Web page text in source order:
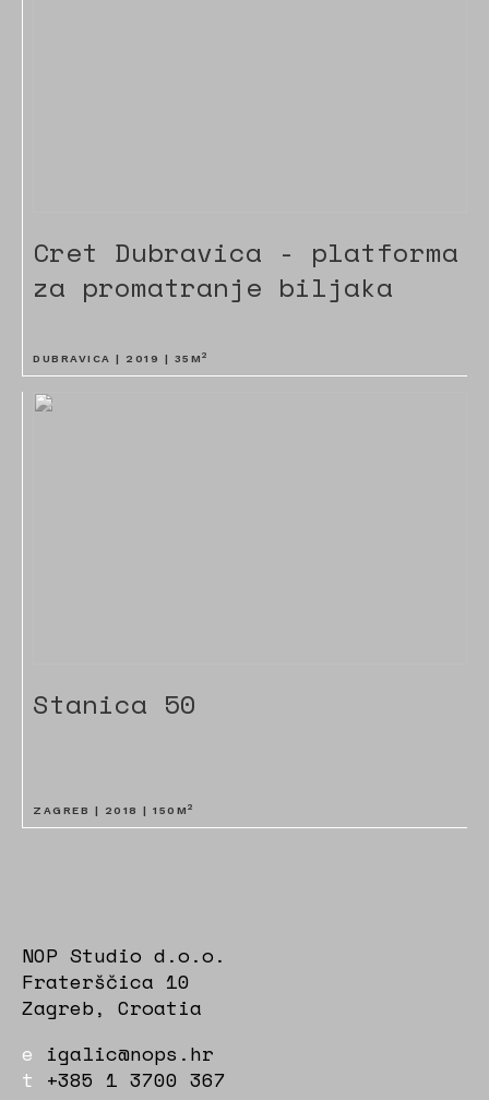
Cret Dubravica - platforma
za promatranje biljaka
DUBRAVICA | 2019 35 M 2
Stanica 50
ZAGREB | 2018 150 M 2
NOP Studio d.o.o.
Fraterščica 10
Zagreb, Croatia
e igalic@nops.hr
t +385 1 3700 367